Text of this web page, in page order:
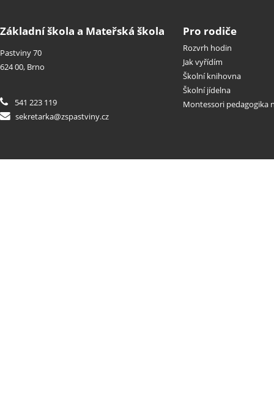
Základní škola a Mateřská škola
Pastviny 70
624 00, Brno
541 223 119
sekretarka@zspastviny.cz
Pro rodiče
Rozvrh hodin
Jak vyřídím
Školní knihovna
Školní jídelna
Montessori pedagogika